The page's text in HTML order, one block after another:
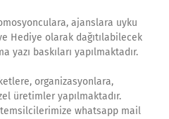
ajanslara uyku
Hediye olarak dağıtılabilecek
baskıları yapılmaktadır.
organizasyonlara,
üretimler yapılmaktadır.
whatsapp mail